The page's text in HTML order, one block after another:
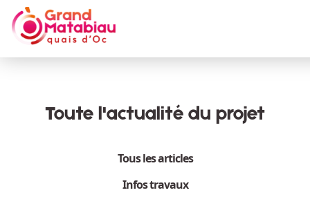
Aller au contenu principal
Toute l'actualité du projet
Tous les articles
Infos travaux